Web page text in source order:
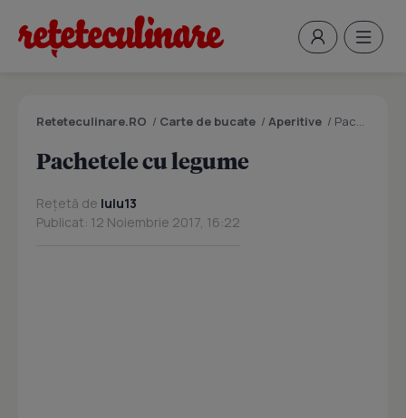
Reteteculinare.RO / Carte de bucate / Aperitive / Pachetele cu legume
Pachetele cu legume
Rețetă de lulu13
Publicat: 12 Noiembrie 2017, 16:22